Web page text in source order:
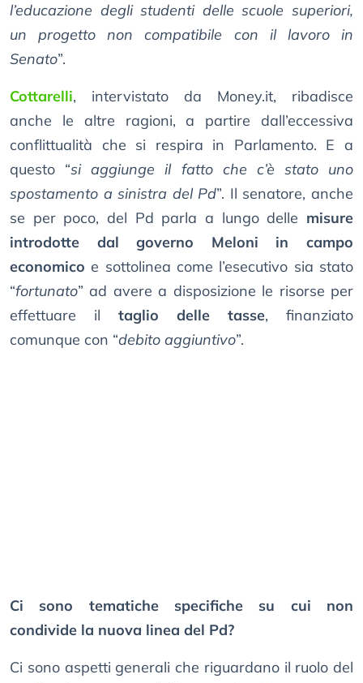
l’educazione degli studenti delle scuole superiori,
un progetto non compatibile con il lavoro in
Senato”.
Cottarelli, intervistato da Money.it, ribadisce
anche le altre ragioni, a partire dall’eccessiva
conflittualità che si respira in Parlamento. E a
questo “si aggiunge il fatto che c’è stato uno
spostamento a sinistra del Pd”. Il senatore, anche
se per poco, del Pd parla a lungo delle misure
introdotte dal governo Meloni in campo
economico e sottolinea come l’esecutivo sia stato
“fortunato” ad avere a disposizione le risorse per
effettuare il taglio delle tasse, finanziato
comunque con “debito aggiuntivo”.
Ci sono tematiche specifiche su cui non
condivide la nuova linea del Pd?
Ci sono aspetti generali che riguardano il ruolo del